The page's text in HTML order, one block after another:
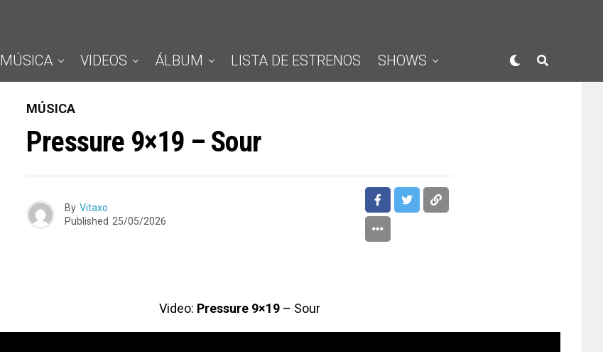
MÚSICA VIDEOS ÁLBUM LISTA DE ESTRENOS SHOWS
MÚSICA
Pressure 9×19 – Sour
By Vitaxo
Published 25/05/2026
Video: Pressure 9×19– Sour